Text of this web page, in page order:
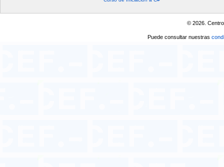
© 2026.
Puede consultar nuestras